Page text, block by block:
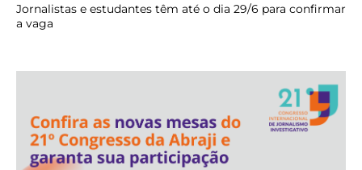
Jornalistas e estudantes têm até o dia 29/6 para confirmar
a vaga